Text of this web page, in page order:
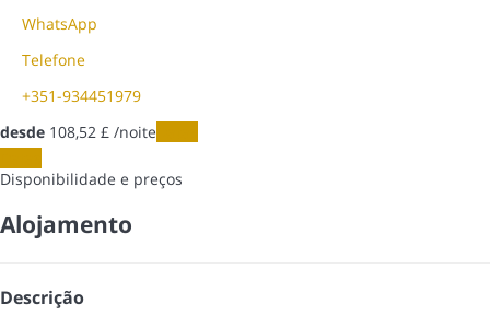
WhatsApp
Telefone
+351-934451979
desde 108,52 £ /noite
Disponibilidade e preços
Alojamento
Descrição